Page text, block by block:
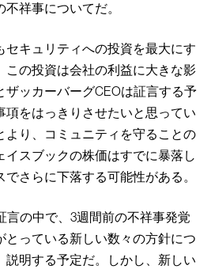
祥事についてだ。
セキュリティへの投資を最大にす
この投資は会社の利益に大きな影
ザッカーバーグCEOは証言する予
項をはっきりさせたいと思ってい
より、コミュニティを守ることの
イスブックの株価はすでに暴落し
さらに下落する可能性がある。
言の中で、3週間前の不祥事発覚
とっている新しい数々の方針につ
説明する予定だ。しかし、新しい